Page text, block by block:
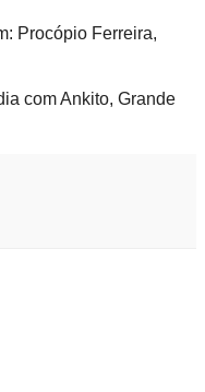
Procópio Ferreira,
com Ankito, Grande